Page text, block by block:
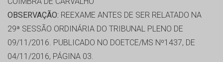
OBSERVAÇÃO: REEXAME ANTES DE SER RELATADO NA
29ª SESSÃO ORDINÁRIA DO TRIBUNAL PLENO DE
09/11/2016. PUBLICADO NO DOETCE/MS Nº1437, DE
04/11/2016, PÁGINA 03.